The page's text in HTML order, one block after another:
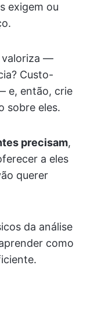
exigem ou
valoriza —
Custo-
e, então, crie
sobre eles.
precisam,
a eles
querer
da análise
como